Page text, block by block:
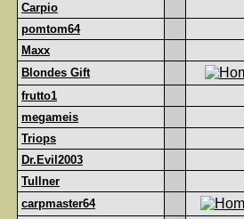
Carpio
pomtom64
Maxx
Blondes Gift
frutto1
megameis
Triops
Dr.Evil2003
Tullner
carpmaster64